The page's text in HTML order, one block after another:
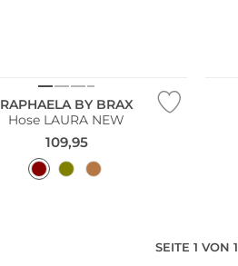
RAPHAELA BY BRAX
Hose LAURA NEW
109,95
SEITE 1 VON 1